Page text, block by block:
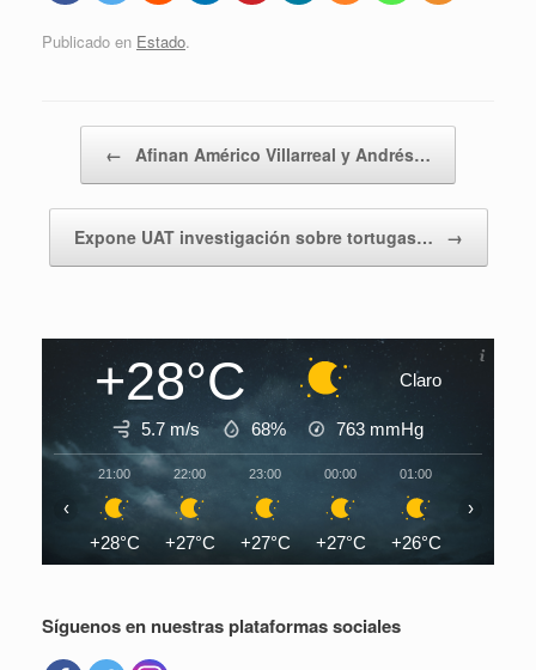
Publicado en Estado.
← Afinan Américo Villarreal y Andrés…
Expone UAT investigación sobre tortugas… →
+28°C Claro
5.7 m/s 68% 763 mmHg
21:00
+28°C
22:00
+27°C
23:00
+27°C
00:00
+27°C
01:00
+26°C
‹ ›
Síguenos en nuestras plataformas sociales